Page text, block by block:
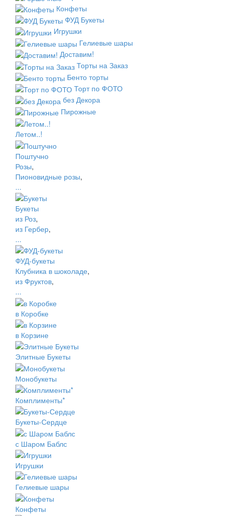
Конфеты
ФУД Букеты
Игрушки
Гелиевые шары
Доставим!
Торты на Заказ
Бенто торты
Торт по ФОТО
без Декора
Пирожные
Летом..!
Поштучно
Розы,
Пионовидные розы,
...
Букеты
из Роз,
из Гербер,
...
ФУД-букеты
Клубника в шоколаде,
из Фруктов,
...
в Коробке
в Корзине
Элитные Букеты
Монобукеты
Комплименты*
Букеты-Сердце
с Шаром Баблс
Игрушки
Гелиевые шары
Конфеты